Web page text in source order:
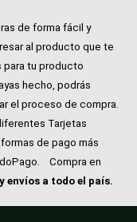
de forma fácil y
al producto que te
para tu producto
hecho, podrás
el proceso de compra.
Tarjetas
de pago más
Compra en
envíos a todo el país.